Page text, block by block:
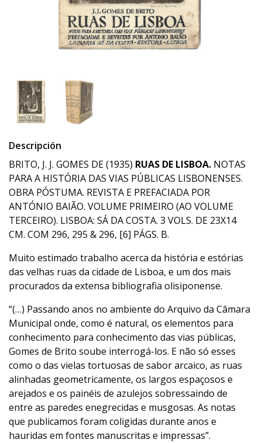
Descripción
BRITO, J. J. GOMES DE (1935) RUAS DE LISBOA. NOTAS
PARA A HISTÓRIA DAS VIAS PÚBLICAS LISBONENSES.
OBRA PÓSTUMA. REVISTA E PREFACIADA POR
ANTÓNIO BAIÃO. VOLUME PRIMEIRO (AO VOLUME
TERCEIRO). LISBOA: SÁ DA COSTA. 3 VOLS. DE 23X14
CM. COM 296, 295 & 296, [6] PÁGS. B.
Muito estimado trabalho acerca da história e estórias
das velhas ruas da cidade de Lisboa, e um dos mais
procurados da extensa bibliografia olisiponense.
“(…) Passando anos no ambiente do Arquivo da Câmara
Municipal onde, como é natural, os elementos para
conhecimento para conhecimento das vias públicas,
Gomes de Brito soube interrogá-los. E não só esses
como o das vielas tortuosas de sabor arcaico, as ruas
alinhadas geometricamente, os largos espaçosos e
arejados e os painéis de azulejos sobressaindo de
entre as paredes enegrecidas e musgosas. As notas
que publicamos foram coligidas durante anos e
hauridas em fontes manuscritas e impressas”.